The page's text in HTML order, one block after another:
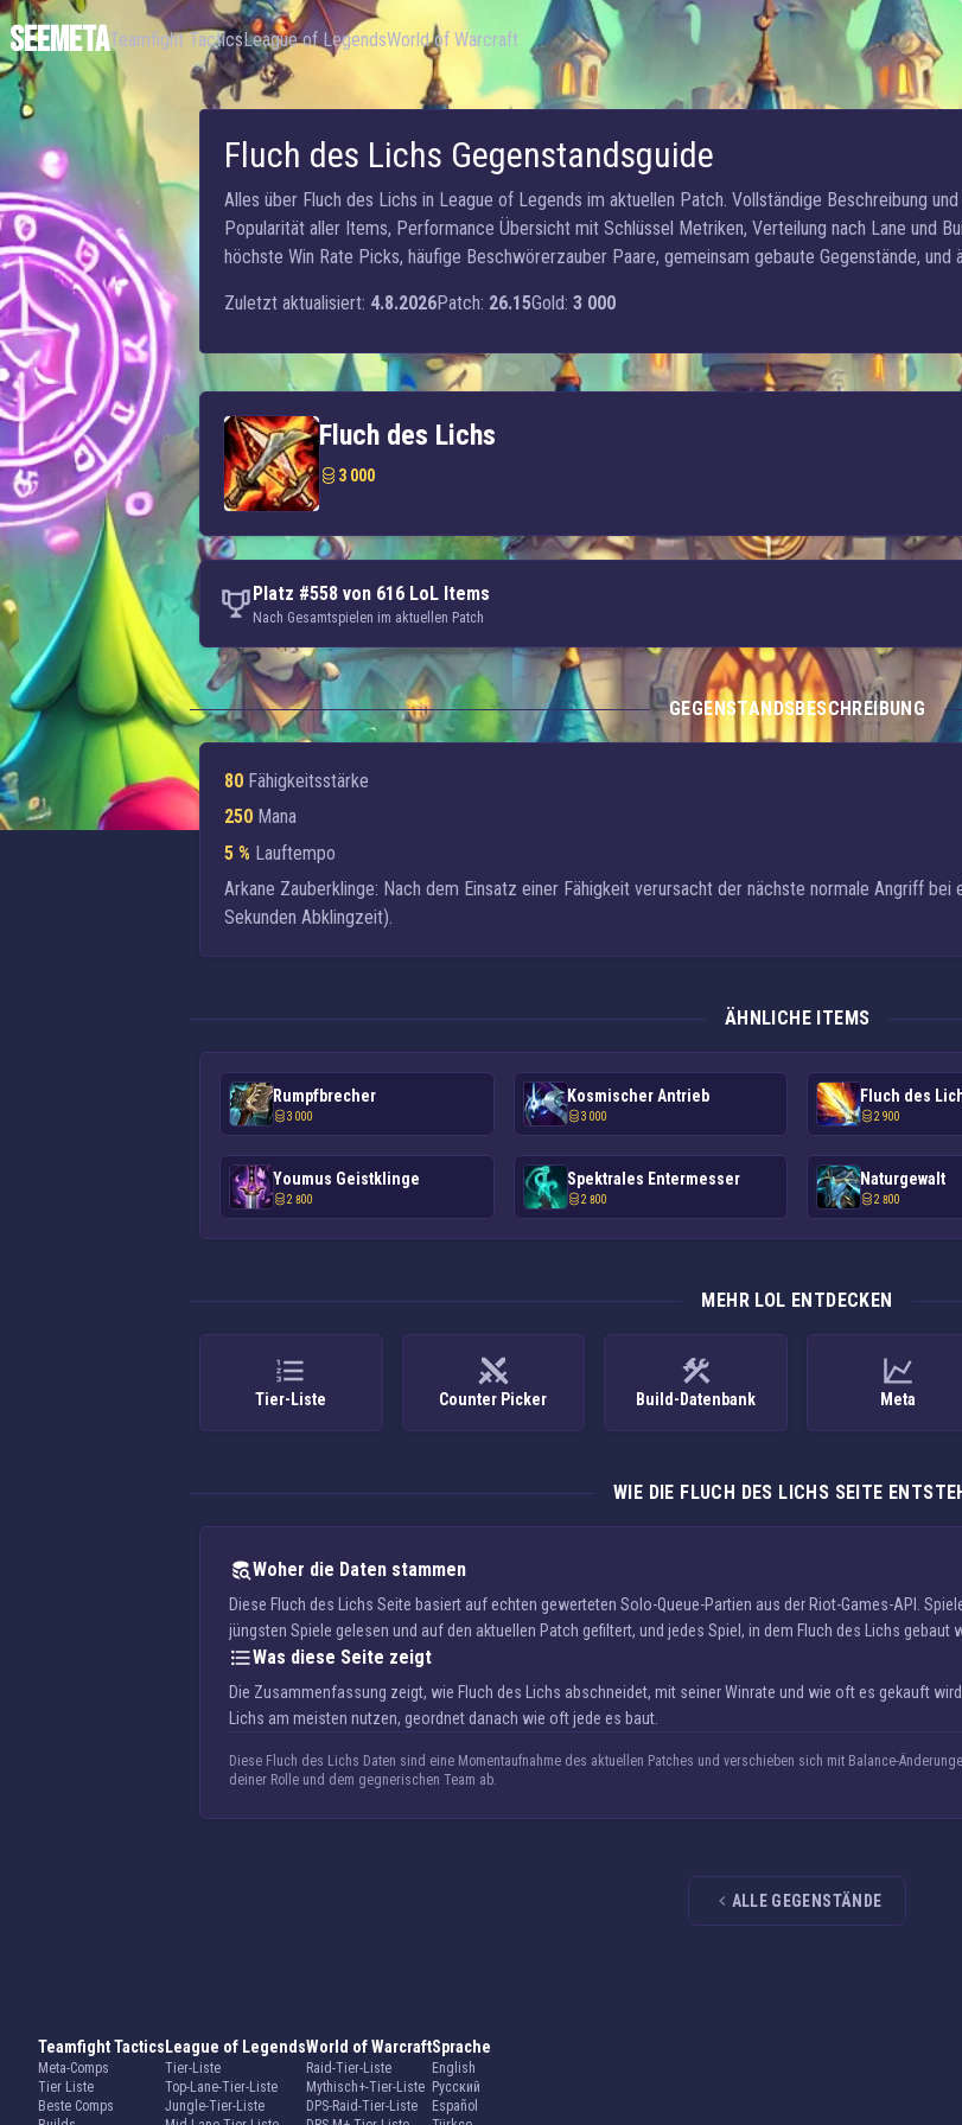
SEEMETATeamfight TacticsLeague of LegendsWorld of Warcraft
Fluch des Lichs Gegenstandsguide
Alles über Fluch des Lichs in League of Legends im aktuellen Patch. Vollständige Beschreibung
Popularität aller Items, Performance Übersicht mit Schlüssel Metriken, Verteilung nach Lane und
höchste Win Rate Picks, häufige Beschwörerzauber Paare, gemeinsam gebaute Gegenstände,
Zuletzt aktualisiert: 4.8.2026Patch: 26.15Gold: 3 000
Fluch des Lichs
3 000
Platz #558 von 616 LoL Items
Nach Gesamtspielen im aktuellen Patch
GEGENSTANDSBESCHREIBUNG
80 Fähigkeitsstärke
250 Mana
5 % Lauftempo
Arkane Zauberklinge: Nach dem Einsatz einer Fähigkeit verursacht der nächste normale Angriff bei
Sekunden Abklingzeit).
ÄHNLICHE ITEMS
Rumpfbrecher
3 000
Kosmischer Antrieb
3 000
Fluch des
2 900
Youmus Geistklinge
2 800
Spektrales Entermesser
2 800
Naturgewalt
2 800
MEHR LOL ENTDECKEN
Tier-Liste Counter Picker Build-Datenbank Meta
WIE DIE FLUCH DES LICHS SEITE
Woher die Daten stammen
Diese Fluch des Lichs Seite basiert auf echten gewerteten Solo-Queue-Partien aus der Riot-Games-API.
jüngsten Spiele gelesen und auf den aktuellen Patch gefiltert, und jedes Spiel, in dem Fluch des Lichs gebaut
Was diese Seite zeigt
Die Zusammenfassung zeigt, wie Fluch des Lichs abschneidet, mit seiner Winrate und wie oft es gekauft
Lichs am meisten nutzen, geordnet danach wie oft jede es baut.
Diese Fluch des Lichs Daten sind eine Momentaufnahme des aktuellen Patches und verschieben sich mit Balance-
deiner Rolle und dem gegnerischen Team ab.
ALLE GEGENSTÄNDE
Teamfight Tactics
Meta-Comps
Tier Liste
Beste Comps
League of Legends
Tier-Liste
Top-Lane-Tier-Liste
Jungle-Tier-Liste
World of Warcraft
Raid-Tier-Liste
Mythisch+-Tier-Liste
DPS-Raid-Tier-Liste
Sprache
English
Русский
Español